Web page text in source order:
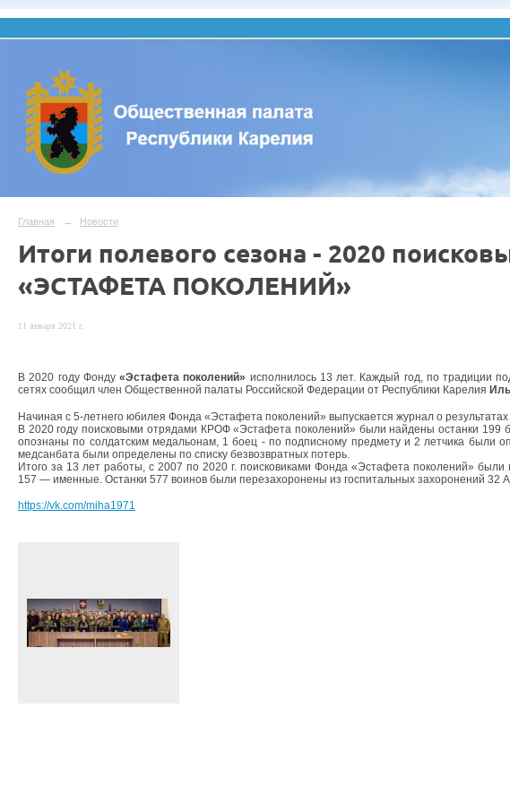
Главная → Новости
Итоги полевого сезона - 2020
«ЭСТАФЕТА ПОКОЛЕНИЙ»
11 января 2021 г.
В 2020 году Фонду «Эстафета поколений» исполнилось 13 лет. Каждый год, по традиции
сетях сообщил член Общественной палаты Российской Федерации от Республики Карелия
Начиная с 5-летнего юбилея Фонда «Эстафета поколений» выпускается журнал о результатах
В 2020 году поисковыми отрядами КРОФ «Эстафета поколений» были найдены останки 199
опознаны по солдатским медальонам, 1 боец - по подписному предмету и 2 летчика были
медсанбата были определены по списку безвозвратных потерь.
Итого за 13 лет работы, с 2007 по 2020 г. поисковиками Фонда «Эстафета поколений»
157 — именные. Останки 577 воинов были перезахоронены из госпитальных захоронений 32
https://vk.com/miha1971